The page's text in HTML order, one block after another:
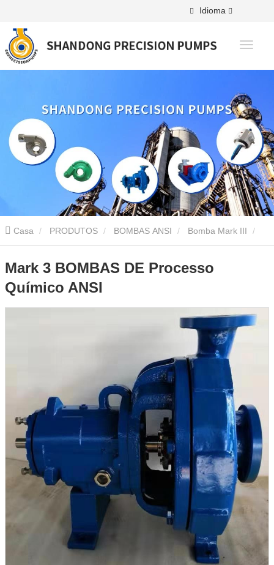
Idioma
Casa PRODUTOS BOMBAS ANSI Bomba Mark III
Mark 3 BOMBAS DE Processo Químico ANSI
Mark 3 BOMBAS DE Processo
Químico ANSI